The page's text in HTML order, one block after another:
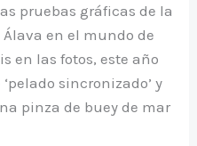
pruebas gráficas de la
en el mundo de
en las fotos, este año
sincronizado’ y
pinza de buey de mar